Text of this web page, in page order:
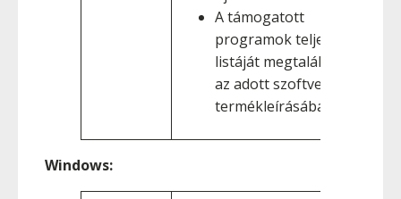
A támogatott
programok teljes
listáját megtalálja
az adott szoftver
termékleírásában.
Windows: